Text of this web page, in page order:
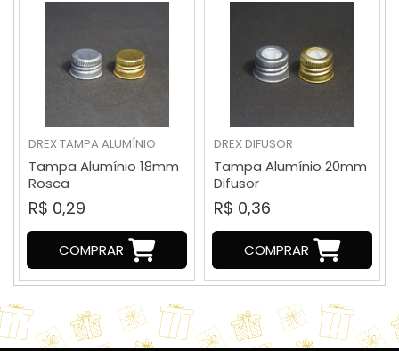
DREXTAMPA ALUMÍNIO
Tampa Alumínio 18mm
Rosca
R$ 0,29
COMPRAR
DREX DIFUSOR
Tampa Alumínio 20mm
Difusor
R$ 0,36
COMPRAR